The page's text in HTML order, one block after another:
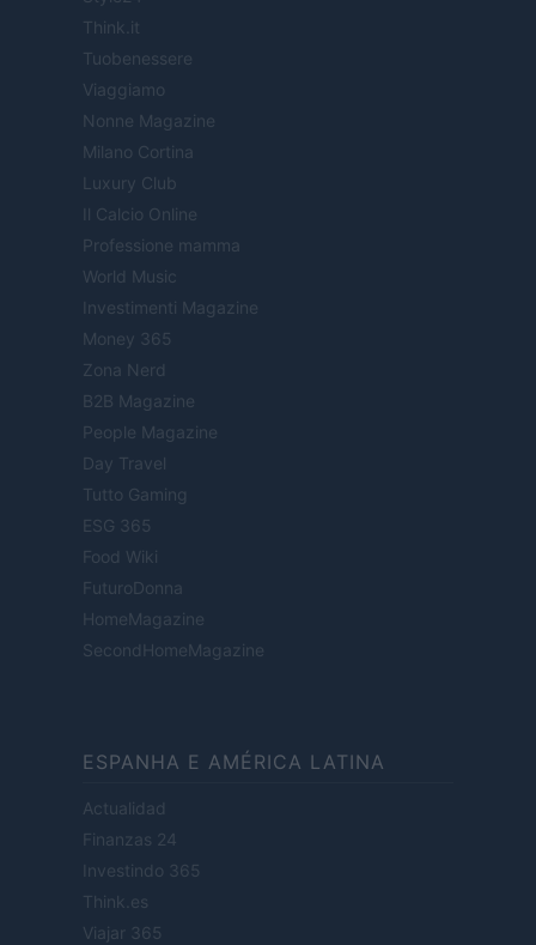
Think.it
Tuobenessere
Viaggiamo
Nonne Magazine
Milano Cortina
Luxury Club
Il Calcio Online
Professione mamma
World Music
Investimenti Magazine
Money 365
Zona Nerd
B2B Magazine
People Magazine
Day Travel
Tutto Gaming
ESG 365
Food Wiki
FuturoDonna
HomeMagazine
SecondHomeMagazine
ESPANHA E AMÉRICA LATINA
Actualidad
Finanzas 24
Investindo 365
Think.es
Viajar 365